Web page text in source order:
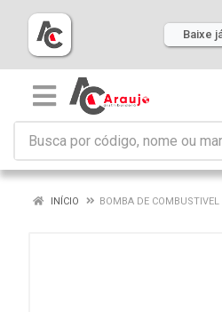
Baixe
INÍCIO BOMBA DE